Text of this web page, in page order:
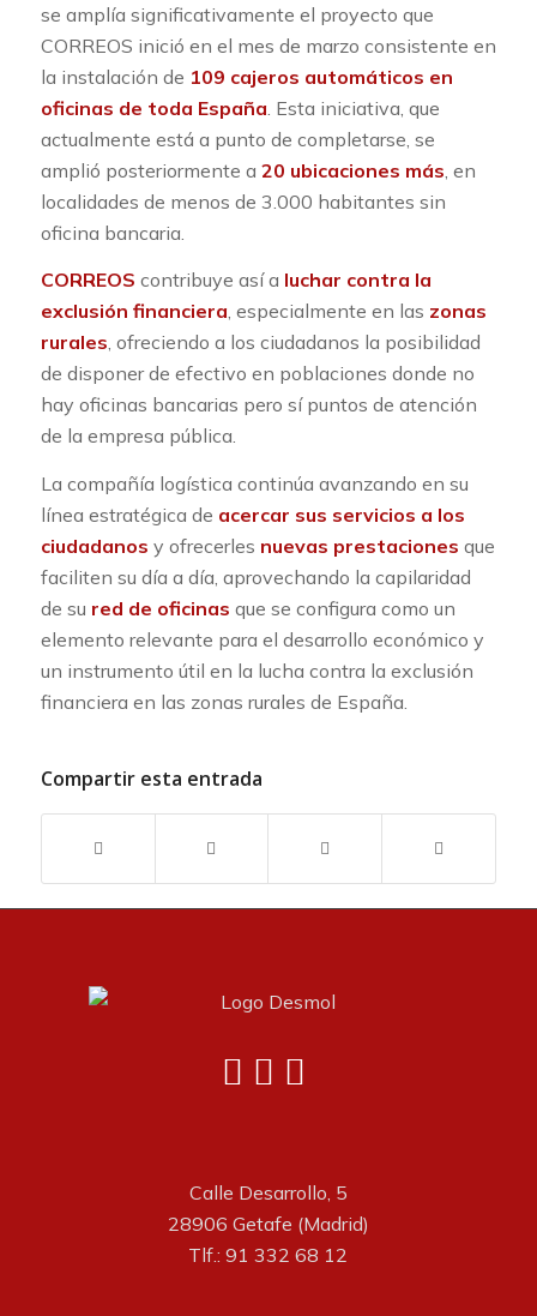
se amplía significativamente el proyecto que
CORREOS inició en el mes de marzo consistente en
la instalación de 109 cajeros automáticos en
oficinas de toda España . Esta iniciativa, que
actualmente está a punto de completarse, se
amplió posteriormente a 20 ubicaciones más , en
localidades de menos de 3.000 habitantes sin
oficina bancaria.
CORREOS contribuye así a luchar contra la
exclusión financiera, especialmente en las zonas
rurales, ofreciendo a los ciudadanos la posibilidad
de disponer de efectivo en poblaciones donde no
hay oficinas bancarias pero sí puntos de atención
de la empresa pública.
La compañía logística continúa avanzando en su
línea estratégica de acercar sus servicios a los
ciudadanos y ofrecerles nuevas prestaciones que
faciliten su día a día, aprovechando la capilaridad
de su red de oficinas que se configura como un
elemento relevante para el desarrollo económico y
un instrumento útil en la lucha contra la exclusión
financiera en las zonas rurales de España.
Compartir esta entrada
Calle Desarrollo, 5
28906 Getafe (Madrid)
Tlf.: 91 332 68 12